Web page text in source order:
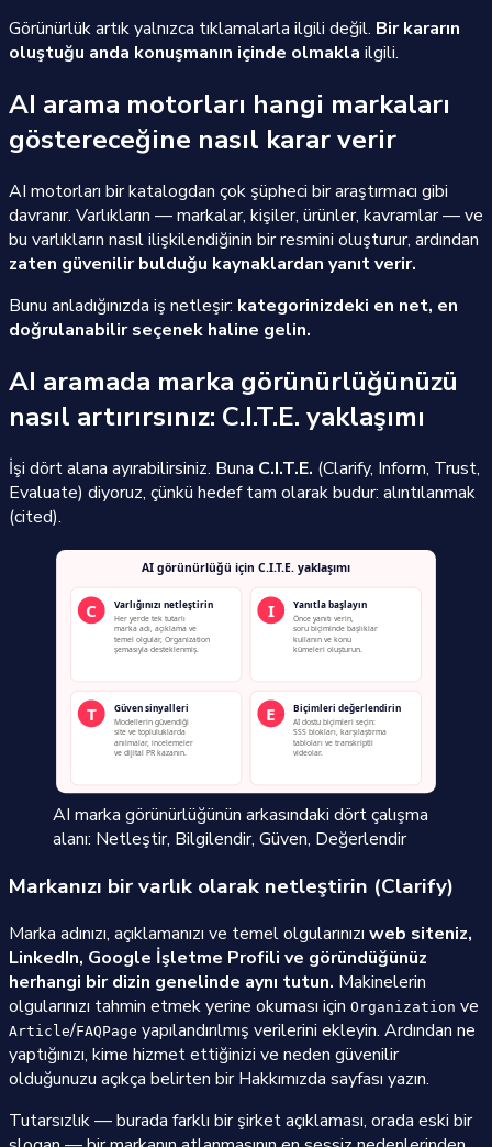
Görünürlük artık yalnızca tıklamalarla ilgili değil. Bir kararın
oluştuğu anda konuşmanın içinde olmakla ilgili.
AI arama motorları hangi markaları
göstereceğine nasıl karar verir
AI motorları bir katalogdan çok şüpheci bir araştırmacı gibi
davranır. Varlıkların — markalar, kişiler, ürünler, kavramlar — ve
bu varlıkların nasıl ilişkilendiğinin bir resmini oluşturur, ardından
zaten güvenilir bulduğu kaynaklardan yanıt verir.
Bunu anladığınızda iş netleşir: kategorinizdeki en net, en
doğrulanabilir seçenek haline gelin.
AI aramada marka görünürlüğünüzü
nasıl artırırsınız: C.I.T.E. yaklaşımı
İşi dört alana ayırabilirsiniz. Buna C.I.T.E. (Clarify, Inform, Trust,
Evaluate) diyoruz, çünkü hedef tam olarak budur: alıntılanmak
(cited).
AI marka görünürlüğünün arkasındaki dört çalışma
alanı: Netleştir, Bilgilendir, Güven, Değerlendir
Markanızı bir varlık olarak netleştirin (Clarify)
Marka adınızı, açıklamanızı ve temel olgularınızı web siteniz,
LinkedIn, Google İşletme Profili ve göründüğünüz
herhangi bir dizin genelinde aynı tutun. Makinelerin
olgularınızı tahmin etmek yerine okuması için Organization ve
Article/FAQPage yapılandırılmış verilerini ekleyin. Ardından ne
yaptığınızı, kime hizmet ettiğinizi ve neden güvenilir
olduğunuzu açıkça belirten bir Hakkımızda sayfası yazın.
Tutarsızlık — burada farklı bir şirket açıklaması, orada eski bir